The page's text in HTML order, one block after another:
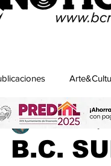
del momento San
B.C.
Karla De la O